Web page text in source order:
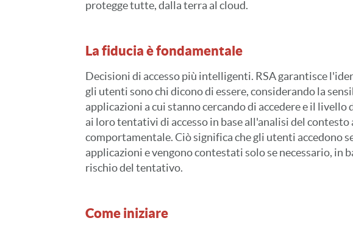
protegge tutte, dalla terra al cloud.
La fiducia è fondamentale
Decisioni di accesso più intelligenti. RSA garantisce
gli utenti sono chi dicono di essere, considerando la
applicazioni a cui stanno cercando di accedere e il livello
ai loro tentativi di accesso in base all'analisi del contesto
comportamentale. Ciò significa che gli utenti accedono
applicazioni e vengono contestati solo se necessario, in
rischio del tentativo.
Come iniziare